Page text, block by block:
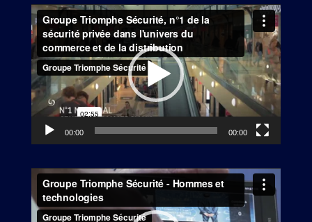
Lecteur
vidéo
00:00 00:00
Lecteur
vidéo